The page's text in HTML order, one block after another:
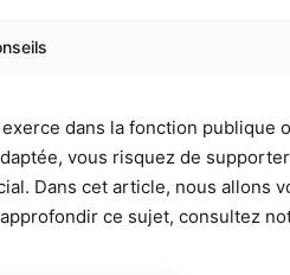
dans la fonction
vous risquez de
Dans cet article, nous allons
ce sujet, consultez